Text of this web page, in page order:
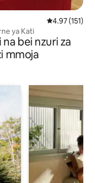
Ukadiriaji wa
4.97 (151)
ya Kati
bei nzuri za
mmoja